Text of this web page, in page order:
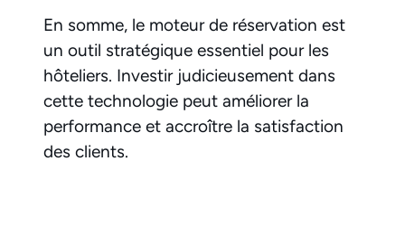
En somme, le moteur de réservation est
un outil stratégique essentiel pour les
hôteliers. Investir judicieusement dans
cette technologie peut améliorer la
performance et accroître la satisfaction
des clients.